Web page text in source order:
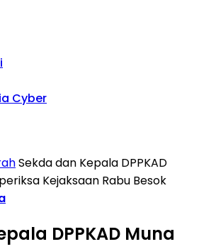
Cyber
Sekda dan Kepala DPPKAD
Kejaksaan Rabu Besok
DPPKAD Muna